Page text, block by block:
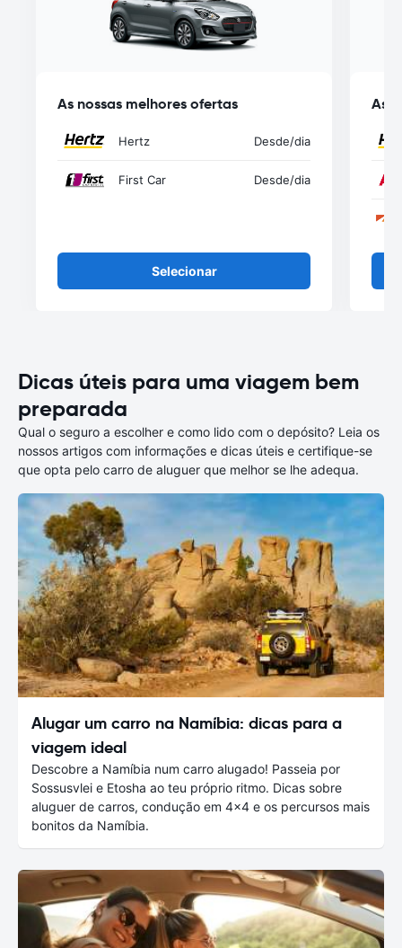
As nossas melhores ofertas
Hertz Desde/dia
First Car Desde/dia
Selecionar
As
Dicas úteis para uma viagem bem
preparada
Qual o seguro a escolher e como lido com o depósito? Leia os
nossos artigos com informações e dicas úteis e certifique-se
que opta pelo carro de aluguer que melhor se lhe adequa.
Alugar um carro na Namíbia: dicas para a
viagem ideal
Descobre a Namíbia num carro alugado! Passeia por
Sossusvlei e Etosha ao teu próprio ritmo. Dicas sobre
aluguer de carros, condução em 4×4 e os percursos mais
bonitos da Namíbia.